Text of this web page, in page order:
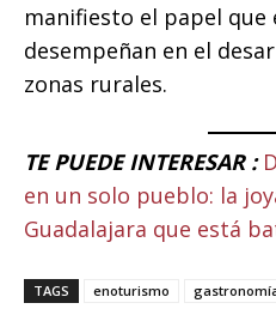
manifiesto el papel que
desempeñan en el
zonas rurales.
TE PUEDE INTERESAR :
en un solo pueblo: la
Guadalajara que está
TAGS enoturismo